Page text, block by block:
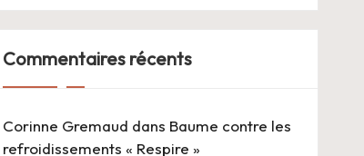
Commentaires récents
Corinne Gremaud dans Baume contre les
refroidissements « Respire »